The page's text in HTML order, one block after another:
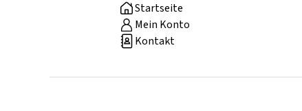
Startseite
Mein Konto
Kontakt